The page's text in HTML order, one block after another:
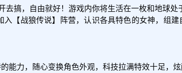
搞，自由就好！游戏内你将生活在一枚和地球
【战狼传说】阵营，认识各具特色的女神，组
力，随心变换角色外观，科技拉满特效十足，炫